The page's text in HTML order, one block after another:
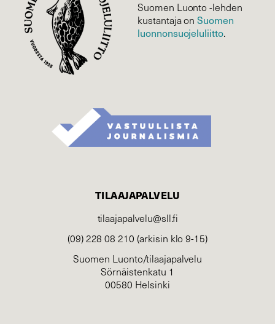
Suomen Luonto -lehden
kustantaja onSuomen
luonnonsuojelu­liitto.
TILAAJAPALVELU
tilaajapalvelu@sll.fi
(09) 228 08 210 (arkisin klo 9-15)
Suomen Luonto/tilaajapalvelu
Sörnäistenkatu 1
00580 Helsinki